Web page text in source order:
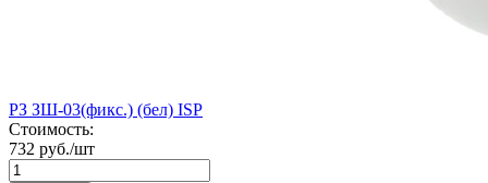
РЗ ЗШ-03(фикс.) (бел) ISP
Стоимость:
732 руб./шт